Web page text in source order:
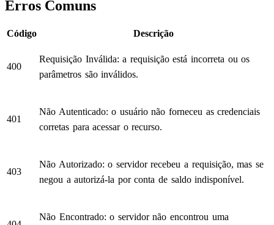
Erros Comuns
Código Descrição
400
Requisição Inválida: a requisição está incorreta ou os
parâmetros são inválidos.
401
Não Autenticado: o usuário não forneceu as credenciais
corretas para acessar o recurso.
403
Não Autorizado: o servidor recebeu a requisição, mas se
negou a autorizá-la por conta de saldo indisponível.
Não Encontrado: o servidor não encontrou uma